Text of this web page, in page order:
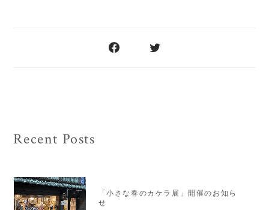
Recent Posts
「小さな春のカケラ展」開催のお知ら
せ